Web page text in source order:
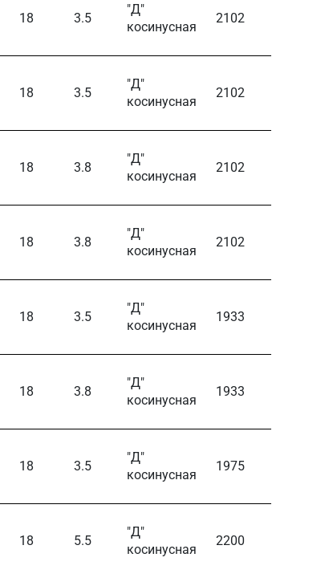
18 3.5
"Д"
косинусная
2102
18 3.5
"Д"
косинусная
2102
18 3.8
"Д"
косинусная
2102
18 3.8
"Д"
косинусная
2102
18 3.5
"Д"
косинусная
1933
18 3.8
"Д"
косинусная
1933
18 3.5
"Д"
косинусная
1975
18 5.5
"Д"
косинусная
2200